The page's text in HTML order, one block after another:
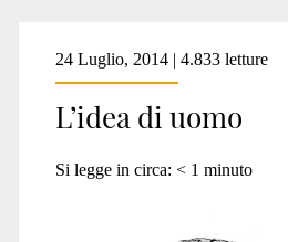
Tag:
<span>idea
24 Luglio, 2014 | 4.833 letture
L’idea di uomo
Si legge in circa: < 1 minuto